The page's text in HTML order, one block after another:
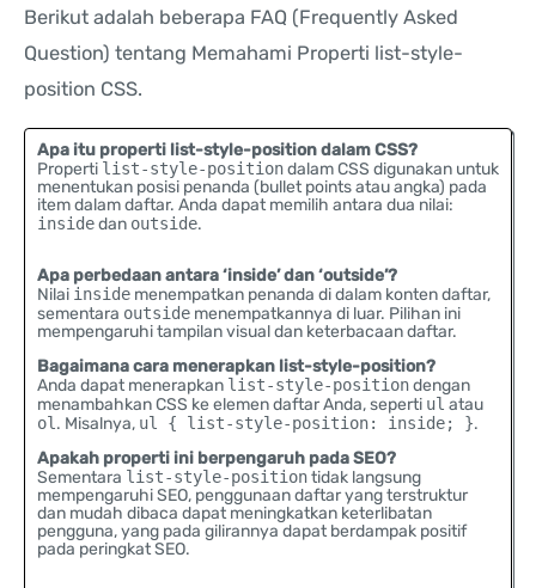
Berikut adalah beberapa FAQ (Frequently Asked
Question) tentang Memahami Properti list-style-
position CSS.
Apa itu properti list-style-position dalam CSS?
Properti list-style-positiondalam CSS digunakan untuk
menentukan posisi penanda (bullet points atau angka) pada
item dalam daftar. Anda dapat memilih antara dua nilai:
insidedan outside.
Apa perbedaan antara ‘inside’ dan ‘outside’?
Nilai inside menempatkan penanda di dalam konten daftar,
sementara outside menempatkannya di luar. Pilihan ini
mempengaruhi tampilan visual dan keterbacaan daftar.
Bagaimana cara menerapkan list-style-position?
Anda dapat menerapkan list-style-positiondengan
menambahkan CSS ke elemen daftar Anda, seperti ul atau
ol . Misalnya, ul { list-style-position: inside; }.
Apakah properti ini berpengaruh pada SEO?
Sementara list-style-positiontidak langsung
mempengaruhi SEO, penggunaan daftar yang terstruktur
dan mudah dibaca dapat meningkatkan keterlibatan
pengguna, yang pada gilirannya dapat berdampak positif
pada peringkat SEO.